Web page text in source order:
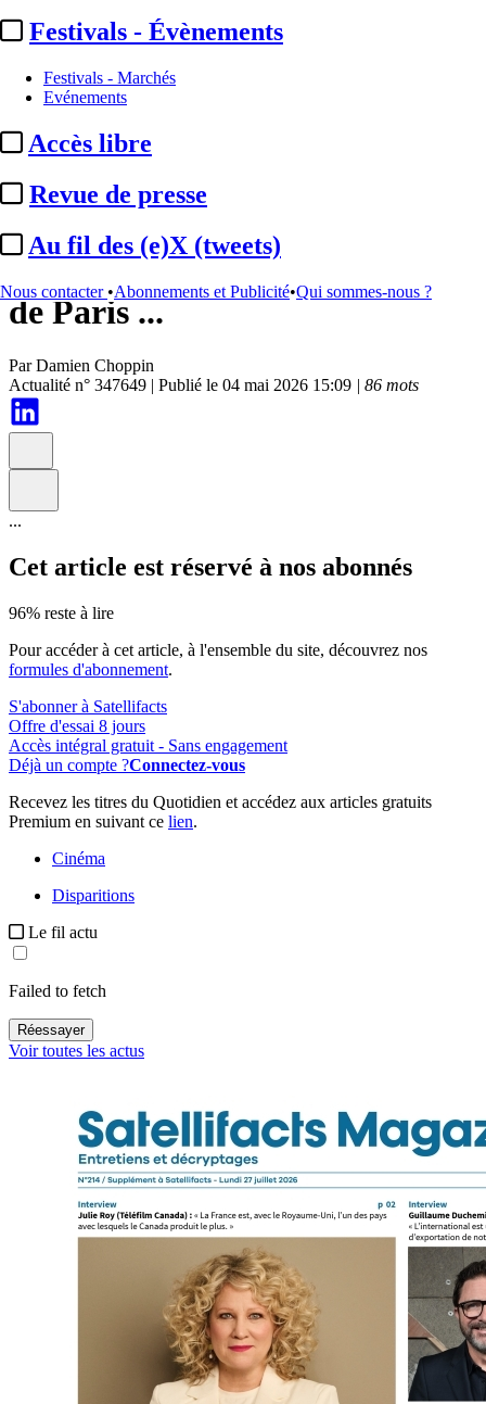
Festivals - Évènements
Festivals - Marchés
Evénements
Accès libre
Revue de presse
Au fil des (e)X (tweets)
Nous contacter •Abonnements et Publicité•Qui sommes-nous ?
Disparitions
Rémi Bernard :disparition du
réalisateur et délégué général
de Paris ...
ParDamien Choppin
Actualité n° 347649 | Publié le 04 mai 2026 15:09 | 86 mots
...
Cet article est réservé à nos abonnés
96% reste à lire
Pour accéder à cet article, à l'ensemble du site, découvrez nos
formules d'abonnement.
S'abonner à Satellifacts
Offre d'essai 8 jours
Accès intégral gratuit - Sans engagement
Déjà un compte ?Connectez-vous
Recevez les titres du Quotidien et accédez aux articles gratuits
Premium en suivant ce lien.
Cinéma
Disparitions
Le fil actu
Failed to fetch
Réessayer
Voir toutes les actus